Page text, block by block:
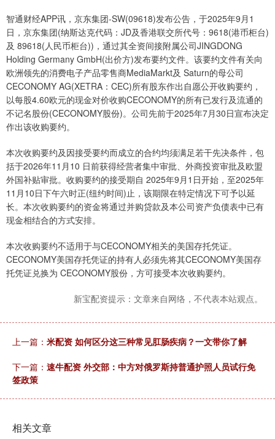
智通财经APP讯，京东集团-SW(09618)发布公告，于2025年9月1
日，京东集团(纳斯达克代码：JD及香港联交所代号：9618(港币柜台)
及 89618(人民币柜台))，通过其全资间接附属公司JINGDONG
Holding Germany GmbH(出价方)发布要约文件。该要约文件有关向
欧洲领先的消费电子产品零售商MediaMarkt及 Saturn的母公司
CECONOMY AG(XETRA：CEC)所有股东作出自愿公开收购要约，
以每股4.60欧元的现金对价收购CECONOMY的所有已发行及流通的
不记名股份(CECONOMY股份)。公司先前于2025年7月30日宣布决定
作出该收购要约。
本次收购要约及因接受要约而成立的合约均须满足若干先决条件，包
括于2026年11月10 日前获得经营者集中审批、外商投资审批及欧盟
外国补贴审批。收购要约的接受期自 2025年9月1日开始，至2025年
11月10日下午六时正(纽约时间)止，该期限在特定情况下可予以延
长。本次收购要约的资金将通过并购贷款及本公司资产负债表中已有
现金相结合的方式安排。
本次收购要约不适用于与CECONOMY相关的美国存托凭证。
CECONOMY美国存托凭证的持有人必须先将其CECONOMY美国存
托凭证兑换为 CECONOMY股份，方可接受本次收购要约。
新宝配资提示：文章来自网络，不代表本站观点。
上一篇： 米配资 如何区分这三种常见肛肠疾病？一文带你了解
下一篇： 速牛配资 外交部：中方对俄罗斯持普通护照人员试行免
签政策
相关文章